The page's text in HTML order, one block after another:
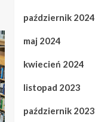
październik 2024
maj 2024
kwiecień 2024
listopad 2023
październik 2023